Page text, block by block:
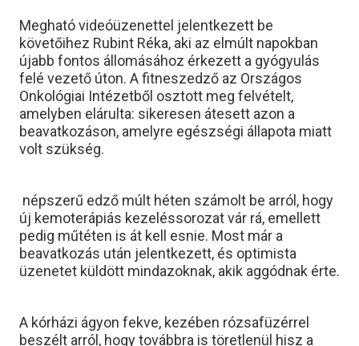
Megható videóüzenettel jelentkezett be
követőihez Rubint Réka, aki az elmúlt napokban
újabb fontos állomásához érkezett a gyógyulás
felé vezető úton. A fitneszedző az Országos
Onkológiai Intézetből osztott meg felvételt,
amelyben elárulta: sikeresen átesett azon a
beavatkozáson, amelyre egészségi állapota miatt
volt szükség.
népszerű edző múlt héten számolt be arról, hogy
új kemoterápiás kezeléssorozat vár rá, emellett
pedig műtéten is át kell esnie. Most már a
beavatkozás után jelentkezett, és optimista
üzenetet küldött mindazoknak, akik aggódnak érte.
A kórházi ágyon fekve, kezében rózsafüzérrel
beszélt arról, hogy továbbra is töretlenül hisz a